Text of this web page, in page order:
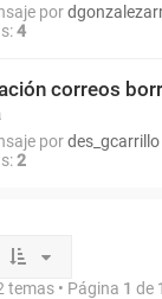
por
4
correos
pordes_gcarrillo
2
temas • Página 1 de